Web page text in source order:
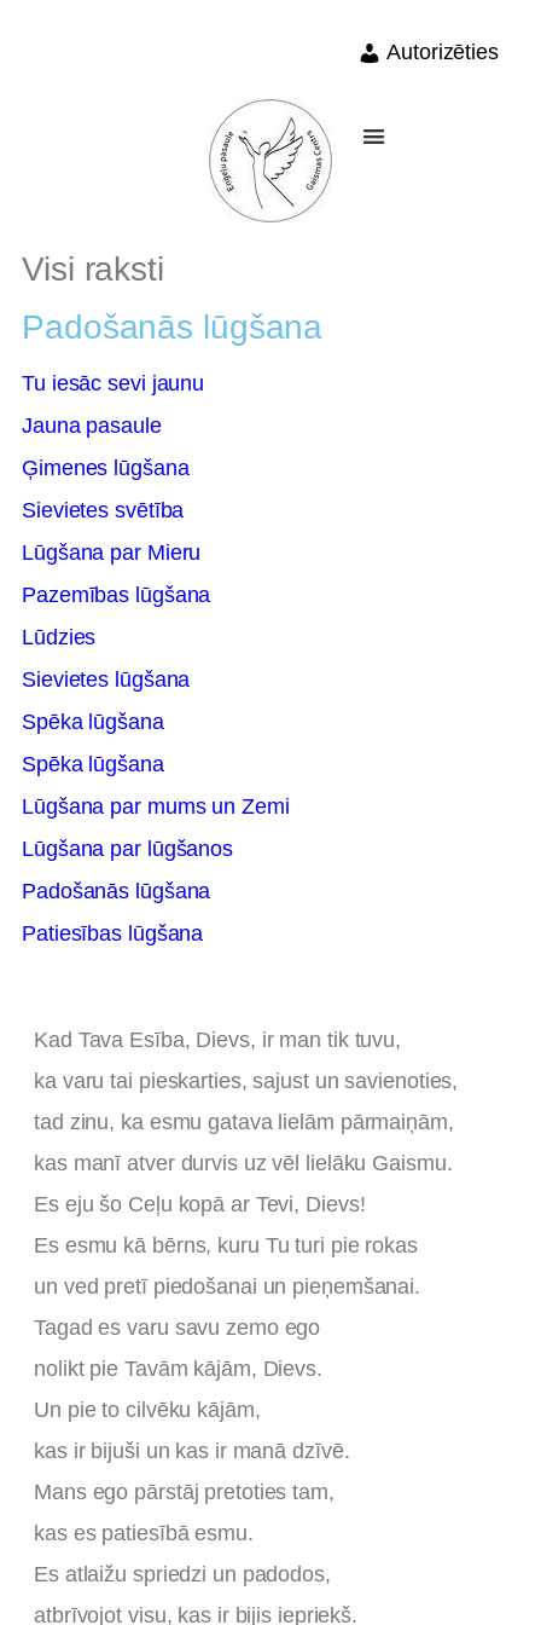
Autorizēties
Visi raksti
Padošanās lūgšana
Tu iesāc sevi jaunu
Jauna pasaule
Ģimenes lūgšana
Sievietes svētība
Lūgšana par Mieru
Pazemības lūgšana
Lūdzies
Sievietes lūgšana
Spēka lūgšana
Spēka lūgšana
Lūgšana par mums un Zemi
Lūgšana par lūgšanos
Padošanās lūgšana
Patiesības lūgšana
Kad Tava Esība, Dievs, ir man tik tuvu,
ka varu tai pieskarties, sajust un savienoties,
tad zinu, ka esmu gatava lielām pārmaiņām,
kas manī atver durvis uz vēl lielāku Gaismu.
Es eju šo Ceļu kopā ar Tevi, Dievs!
Es esmu kā bērns, kuru Tu turi pie rokas
un ved pretī piedošanai un pieņemšanai.
Tagad es varu savu zemo ego
nolikt pie Tavām kājām, Dievs.
Un pie to cilvēku kājām,
kas ir bijuši un kas ir manā dzīvē.
Mans ego pārstāj pretoties tam,
kas es patiesībā esmu.
Es atlaižu spriedzi un padodos,
atbrīvojot visu, kas ir bijis iepriekš.